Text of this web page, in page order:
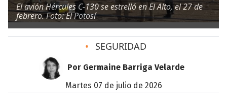
El avión Hércules C-130 se estrelló en El Alto, el 27 de
febrero. Foto: El Potosí
• SEGURIDAD
Por Germaine Barriga Velarde
martes 07 de julio de 2026